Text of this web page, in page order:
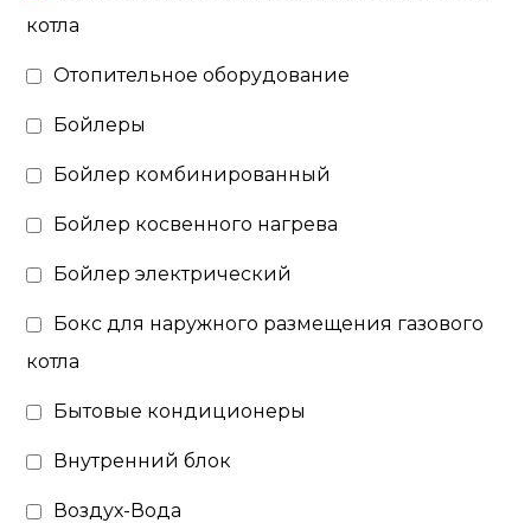
котла
Отопительное оборудование
Бойлеры
Бойлер комбинированный
Бойлер косвенного нагрева
Бойлер электрический
Бокс для наружного размещения газового
котла
Бытовые кондиционеры
Внутренний блок
Воздух-Вода